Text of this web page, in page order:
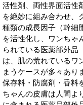
活性剤、両性界面活性
を絶妙に組み合わせ、
種類の成長因子（幹細
を活性化し、ワンちゃ
られている医薬部外品
は、肌の荒れているワ
まうケースが多々あり
保存料・防腐剤・香料
ちゃんの皮膚は人間よ